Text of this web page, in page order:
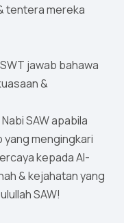
tentera mereka
jawab bahawa
&
SAW apabila
yang mengingkari
kepada Al-
& kejahatan yang
SAW!